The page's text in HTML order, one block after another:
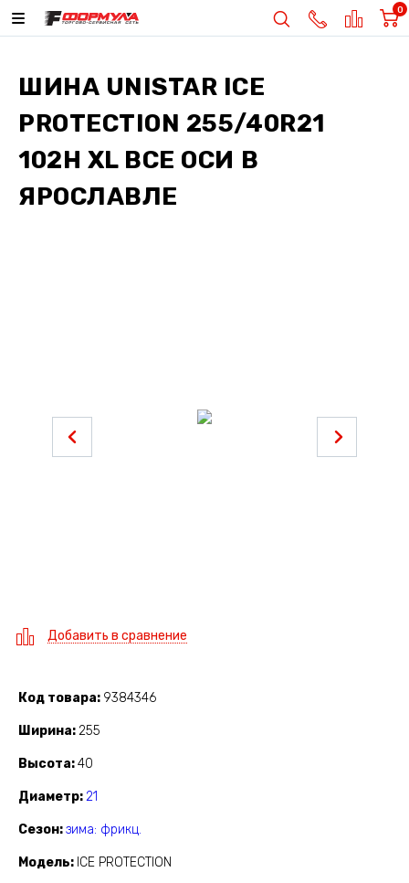
0
ШИНА UNISTAR ICE
PROTECTION 255/40R21
102H XL ВСЕ ОСИ В
ЯРОСЛАВЛЕ
Добавить в сравнение
Код товара 9384346
Ширина 255
Высота 40
Диаметр 21
Сезон зима: фрикц.
Модель ICE PROTECTION